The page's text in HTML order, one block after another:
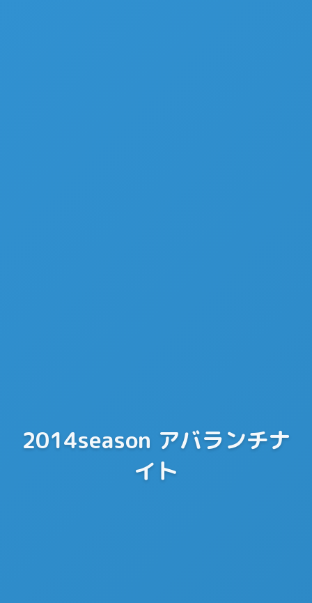
2014season アバランチナ
イト